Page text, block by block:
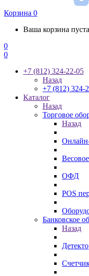
Корзина 0
Ваша корзина
0
0
+7 (812) 324-22-05
Назад
+7 (812) 324-
Каталог
Назад
Торговое
Назад
ОФД
POS
Банковское
Назад